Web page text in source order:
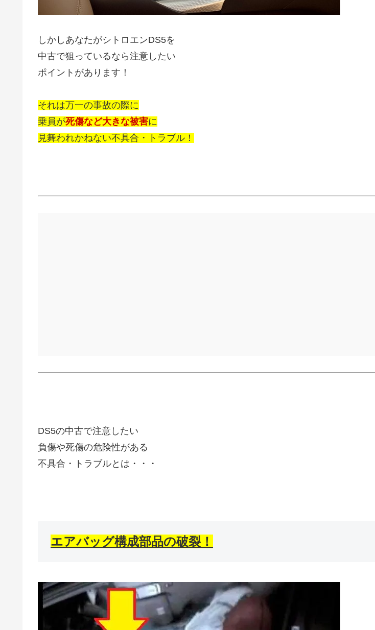
しかしあなたがシトロエンDS5を
中古で狙っているなら注意したい
ポイントがあります！
それは万一の事故の際に
乗員が死傷など大きな被害に
見舞われかねない不具合・トラブル！
DS5の中古で注意したい
負傷や死傷の危険性がある
不具合・トラブルとは・・・
エアバッグ構成部品の破裂！